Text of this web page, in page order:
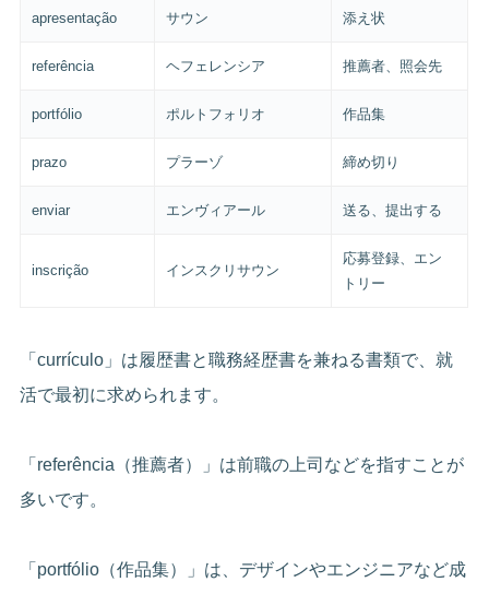
apresentação
サウン
添え状
referência ヘフェレンシア 推薦者、照会先
portfólio ポルトフォリオ 作品集
prazo プラーゾ 締め切り
enviar エンヴィアール 送る、提出する
inscrição インスクリサウン
応募登録、エン
トリー
「currículo」は履歴書と職務経歴書を兼ねる書類で、就
活で最初に求められます。
「referência（推薦者）」は前職の上司などを指すことが
多いです。
「portfólio（作品集）」は、デザインやエンジニアなど成